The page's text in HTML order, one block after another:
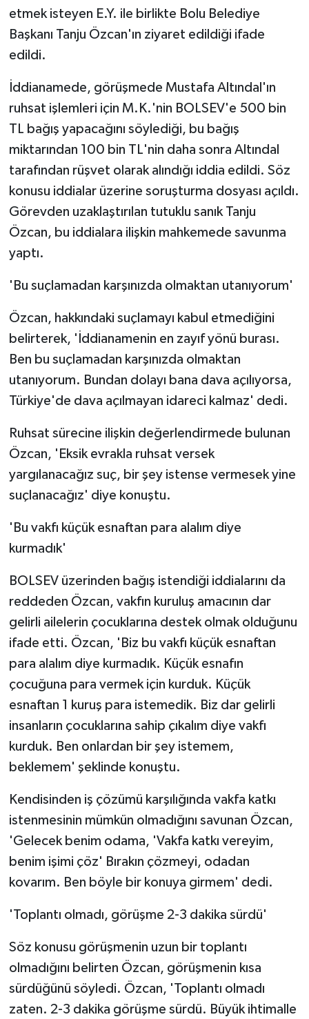
etmek isteyen E.Y. ile birlikte Bolu Belediye
Başkanı Tanju Özcan'ın ziyaret edildiği ifade
edildi.
İddianamede, görüşmede Mustafa Altındal'ın
ruhsat işlemleri için M.K.'nin BOLSEV'e 500 bin
TL bağış yapacağını söylediği, bu bağış
miktarından 100 bin TL'nin daha sonra Altındal
tarafından rüşvet olarak alındığı iddia edildi. Söz
konusu iddialar üzerine soruşturma dosyası açıldı.
Görevden uzaklaştırılan tutuklu sanık Tanju
Özcan, bu iddialara ilişkin mahkemede savunma
yaptı.
'Bu suçlamadan karşınızda olmaktan utanıyorum'
Özcan, hakkındaki suçlamayı kabul etmediğini
belirterek, 'İddianamenin en zayıf yönü burası.
Ben bu suçlamadan karşınızda olmaktan
utanıyorum. Bundan dolayı bana dava açılıyorsa,
Türkiye'de dava açılmayan idareci kalmaz' dedi.
Ruhsat sürecine ilişkin değerlendirmede bulunan
Özcan, 'Eksik evrakla ruhsat versek
yargılanacağız suç, bir şey istense vermesek yine
suçlanacağız' diye konuştu.
'Bu vakfı küçük esnaftan para alalım diye
kurmadık'
BOLSEV üzerinden bağış istendiği iddialarını da
reddeden Özcan, vakfın kuruluş amacının dar
gelirli ailelerin çocuklarına destek olmak olduğunu
ifade etti. Özcan, 'Biz bu vakfı küçük esnaftan
para alalım diye kurmadık. Küçük esnafın
çocuğuna para vermek için kurduk. Küçük
esnaftan 1 kuruş para istemedik. Biz dar gelirli
insanların çocuklarına sahip çıkalım diye vakfı
kurduk. Ben onlardan bir şey istemem,
beklemem' şeklinde konuştu.
Kendisinden iş çözümü karşılığında vakfa katkı
istenmesinin mümkün olmadığını savunan Özcan,
'Gelecek benim odama, 'Vakfa katkı vereyim,
benim işimi çöz' Bırakın çözmeyi, odadan
kovarım. Ben böyle bir konuya girmem' dedi.
'Toplantı olmadı, görüşme 2-3 dakika sürdü'
Söz konusu görüşmenin uzun bir toplantı
olmadığını belirten Özcan, görüşmenin kısa
sürdüğünü söyledi. Özcan, 'Toplantı olmadı
zaten. 2-3 dakika görüşme sürdü. Büyük ihtimalle